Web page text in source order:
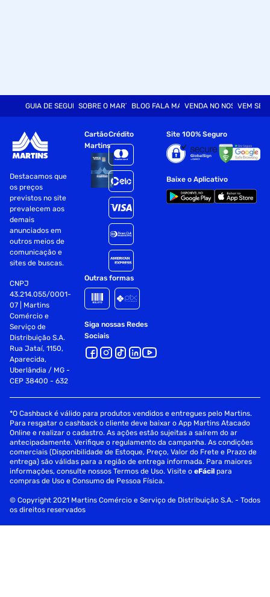
GUIA DE SEGURANÇASOBRE O MARTINSBLOG FALA MARTVENDA NO NOSSO SITE
VEM SER
Destacamos que
os preços
previstos no site
prevalecem aos
demais
anunciados em
outros meios de
comunicação e
sites de buscas.
CNPJ
43.214.055/0001-
07 | Martins
Comércio e
Serviço de
Distribuição S.A.
Rua Jataí, 1150,
Aparecida,
Uberlândia / MG -
CEP 38400 - 632
Cartão
Martins
Crédito
Outras formas
Siga nossas Redes
Sociais
Site 100% Seguro
Baixe o Aplicativo
*O Cashback é válido para produtos vendidos e entregues pelo Martins.
Para resgatar o cashback o cliente deve baixar o App Martins Atacado
Online e realizar o cadastro. As ações estão sujeitas a saírem do ar
antecipadamente. Verifique o regulamento da campanha. As condições
comerciais (Disponibilidade de Estoque, Preço, Valor do Frete e Prazo de
entrega) são válidas para a região de entrega informada. Para maiores
informações, consulte nossos Termos de Uso. Visite oeFácil para
compras de Uso e Consumo de Pessoa Física.
© Copyright 2021 Martins Comércio e Serviço de Distribuição S.A. - Todos
os direitos reservados